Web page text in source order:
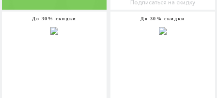
Подписаться на скидку
До 30% скидки До 30% скидки